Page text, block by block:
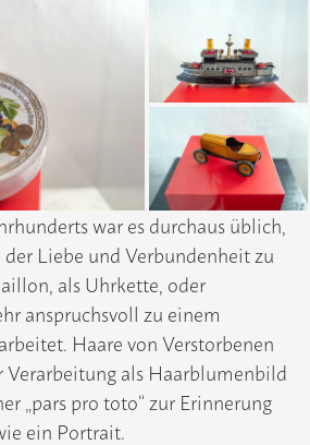
war es durchaus üblich,
Liebe und Verbundenheit zu
als Uhrkette, oder
anspruchsvoll zu einem
Haare von Verstorbenen
als Haarblumenbild
„pars pro toto“ zur Erinnerung
ein Portrait.